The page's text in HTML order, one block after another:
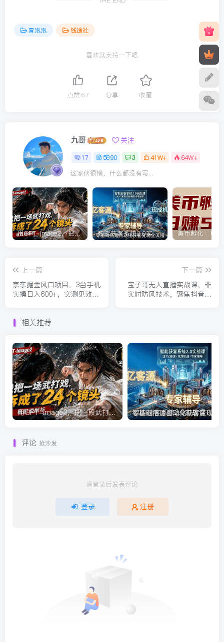
冒泡泡 钱途社
喜欢就支持一下吧
点赞 67 分享 收藏
九哥 关注
17 5890 3 41W+
64W+
这家伙很懒，什么都没有写...
用GPT-Image2，把一段武打对决拆成24个连续镜头，从人物建立、动作衔接、运镜节奏，到情绪爆发 智能获客系统2.0实战课：送7亿客源+现成机器+专家辅导，零基础搭建自动化获客变现全流程
上一篇
京东掘金风口项目，3台手机
实操日入600+，实测见效，
下一篇
宝子哥无人直播实战课，非
实时防风技术，聚焦抖音快
相关推荐
用GPT-Image2，把一段武打对决拆成24个连续镜头，从人物建立、动作衔接、运镜节奏，到情绪爆发
评论 抢沙发
请登录后发表评论
登录 注册